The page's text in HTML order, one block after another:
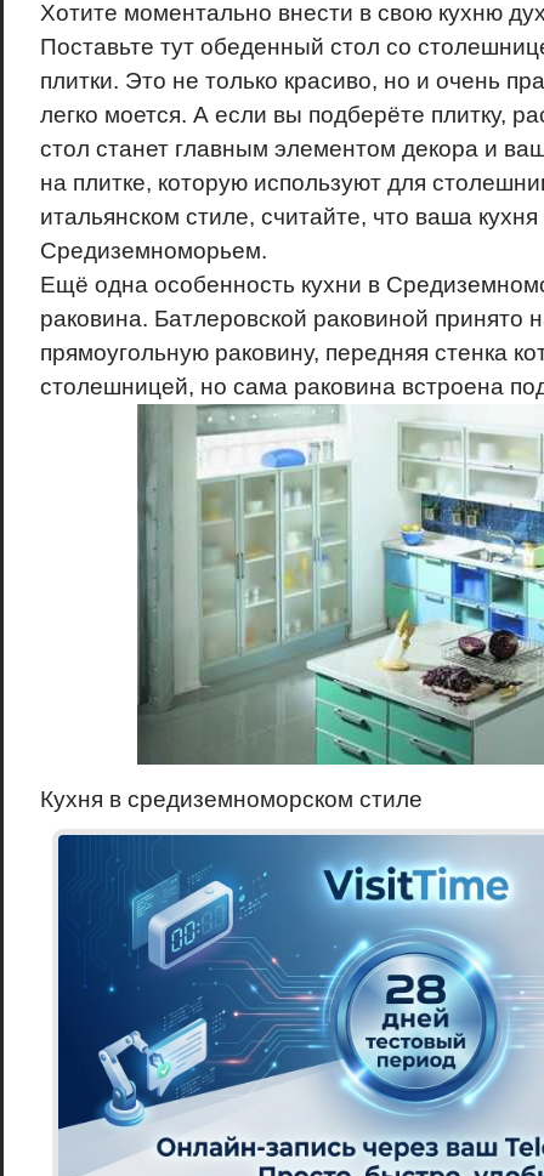
Хотите моментально внести в свою кухню
Поставьте тут обеденный стол со
плитки. Это не только красиво, но и очень
легко моется. А если вы подберёте плитку,
стол станет главным элементом декора и
на плитке, которую используют для
итальянском стиле, считайте, что ваша кухня
Средиземноморьем.
Ещё одна особенность кухни в
раковина. Батлеровской раковиной принято
прямоугольную раковину, передняя стенка
столешницей, но сама раковина встроена
Кухня в средиземноморском стиле